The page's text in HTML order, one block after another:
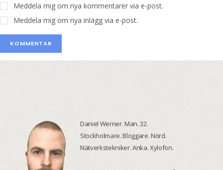
Meddela mig om nya kommentarer via e-post.
Meddela mig om nya inlägg via e-post.
Daniel Werner. Man. 32.
Stockholmare. Bloggare. Nörd.
Nätverkstekniker. Anka. Xylofon.